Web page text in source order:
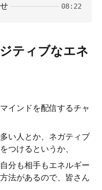
08:22
ティブなエネ
インドを配信するチャ
い人とか、ネガティブ
つけるというか、
分も相手もエネルギー
法があるので、皆さん